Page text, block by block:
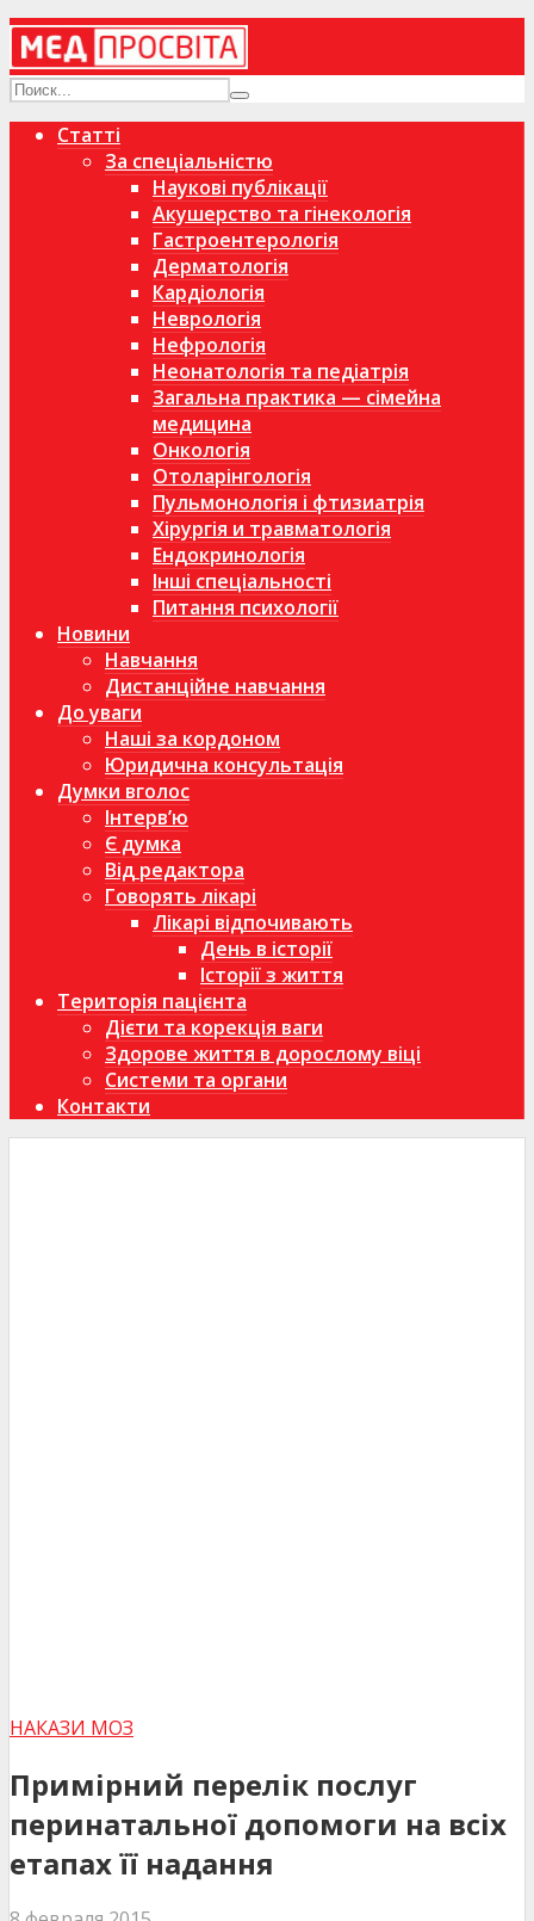
Статті
За спеціальністю
Наукові публікації
Акушерство та гінекологія
Гастроентерологія
Дерматологія
Кардіологія
Неврологія
Нефрологія
Неонатологія та педіатрія
Загальна практика — сімейна
медицина
Онкологія
Отоларінгологія
Пульмонологія і фтизиатрія
Хірургія и травматологія
Ендокринологія
Інші спеціальності
Питання психології
Новини
Навчання
Дистанційне навчання
До уваги
Наші за кордоном
Юридична консультація
Думки вголос
Інтерв’ю
Є думка
Від редактора
Говорять лікарі
Лікарі відпочивають
День в історії
Історії з життя
Територія пацієнта
Дієти та корекція ваги
Здорове життя в дорослому віці
Системи та органи
Контакти
НАКАЗИ МОЗ
Примірний перелік послуг
перинатальної допомоги на всіх
етапах її надання